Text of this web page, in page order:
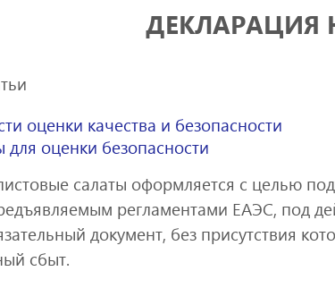
ДЕКЛАРАЦИЯ
оценки качества и безопасности
для оценки безопасности
салаты оформляется с целью
регламентами ЕАЭС, под
документ, без присутствия
сбыт.